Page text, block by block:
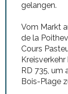
gelangen.
Vom Markt
de la
Cours
RD 735, um
Bois-Plage